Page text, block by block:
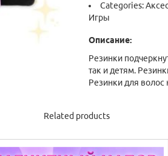
Categories:
Игры
Описание:
Резинки
так и детям.
Резинки для волос
Related products